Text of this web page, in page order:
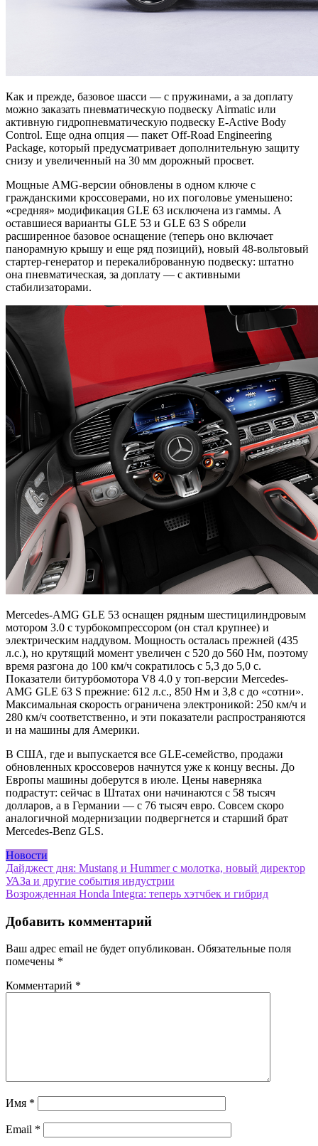
Как и прежде, базовое шасси — с пружинами, а за доплату
можно заказать пневматическую подвеску Airmatic или
активную гидропневматическую подвеску E-Active Body
Control. Еще одна опция — пакет Off-Road Engineering
Package, который предусматривает дополнительную защиту
снизу и увеличенный на 30 мм дорожный просвет.
Мощные AMG-версии обновлены в одном ключе с
гражданскими кроссоверами, но их поголовье уменьшено:
«средняя» модификация GLE 63 исключена из гаммы. А
оставшиеся варианты GLE 53 и GLE 63 S обрели
расширенное базовое оснащение (теперь оно включает
панорамную крышу и еще ряд позиций), новый 48-вольтовый
стартер-генератор и перекалиброванную подвеску: штатно
она пневматическая, за доплату — с активными
стабилизаторами.
Mercedes-AMG GLE 53 оснащен рядным шестицилиндровым
мотором 3.0 с турбокомпрессором (он стал крупнее) и
электрическим наддувом. Мощность осталась прежней (435
л.с.), но крутящий момент увеличен с 520 до 560 Нм, поэтому
время разгона до 100 км/ч сократилось с 5,3 до 5,0 с.
Показатели битурбомотора V8 4.0 у топ-версии Mercedes-
AMG GLE 63 S прежние: 612 л.с., 850 Нм и 3,8 с до «сотни».
Максимальная скорость ограничена электроникой: 250 км/ч и
280 км/ч соответственно, и эти показатели распространяются
и на машины для Америки.
В США, где и выпускается все GLE-семейство, продажи
обновленных кроссоверов начнутся уже к концу весны. До
Европы машины доберутся в июле. Цены наверняка
подрастут: сейчас в Штатах они начинаются с 58 тысяч
долларов, а в Германии — с 76 тысяч евро. Совсем скоро
аналогичной модернизации подвергнется и старший брат
Mercedes-Benz GLS.
Новости
Навигация
по
Дайджест дня: Mustang и Hummer с молотка, новый директор
УАЗа и другие события индустрии
Возрожденная Honda Integra: теперь хэтчбек и гибрид
Добавить комментарий
Ваш адрес email не будет опубликован. Обязательные поля
помечены *
Комментарий *
Имя *
Email *